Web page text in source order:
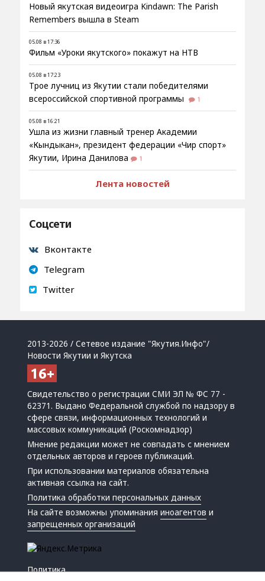
Новый якутская видеоигра Kindawn: The Parish
Remembers вышла в Steam
05.08 в 17:36
Фильм «Уроки якутского» покажут на НТВ
05.08 в 17:23
Трое лучниц из Якутии стали победителями
всероссийской спортивной программы
1
05.08 в 16:21
Ушла из жизни главный тренер Академии
«Кындыкан», президент федерации «Чир спорт»
Якутии, Ирина Данилова
1
Лента новостей
Соцсети
Вконтакте
Telegram
Twitter
2013-2026 / Сетевое издание "Якутия.Инфо"/
Новости Якутии и Якутска
Свидетельство о регистрации СМИ ЭЛ № ФС 77 -
62371. Выдано Федеральной службой по надзору в
сфере связи, информационных технологий и
массовых коммуникаций (Роскомнадзор)
Мнение редакции может не совпадать с мнением
отдельных авторов и героев публикаций.
При использовании материалов обязательна
активная ссылка на сайт.
Политика обработки персональных данных
На сайте возможны упоминанияиноагентов и
запрещенных организаций
Политика